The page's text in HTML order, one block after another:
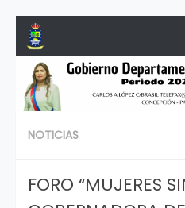
Saltar al contenido
NOTICIAS
FORO “MUJERES